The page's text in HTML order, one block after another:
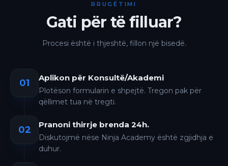
RRUGËTIMI
Gati për të filluar?
Procesi është i thjeshtë, fillon një bisedë.
01 Aplikon për Konsultë/Akademi
Plotëson formularin e shpejtë. Tregon pak për
qëllimet tua në tregti.
02 Pranoni thirrje brenda 24h.
Diskutojmë nëse Ninja Academy është zgjidhja e
duhur.